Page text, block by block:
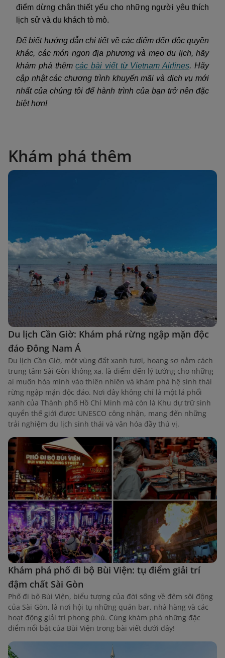
điểm dừng chân thiết yếu cho những người yêu thích
lịch sử và du khách tò mò.
Để biết hướng dẫn chi tiết về các điểm đến độc quyền
khác, các món ngon địa phương và mẹo du lịch, hãy
khám phá thêmcác bài viết từ Vietnam Airlines. Hãy
cập nhật các chương trình khuyến mãi và dịch vụ mới
nhất của chúng tôi để hành trình của bạn trở nên đặc
biệt hơn!
Khám phá thêm
Du lịch Cần Giờ: Khám phá rừng ngập mặn độc
đáo Đông Nam Á
Du lịch Cần Giờ, một vùng đất xanh tươi, hoang sơ nằm cách
trung tâm Sài Gòn không xa, là điểm đến lý tưởng cho những
ai muốn hòa mình vào thiên nhiên và khám phá hệ sinh thái
rừng ngập mặn độc đáo. Nơi đây không chỉ là một lá phổi
xanh của Thành phố Hồ Chí Minh mà còn là Khu dự trữ sinh
quyển thế giới được UNESCO công nhận, mang đến những
trải nghiệm du lịch sinh thái và văn hóa đầy thú vị.
Khám phá phố đi bộ Bùi Viện: tụ điểm giải trí
đậm chất Sài Gòn
Phố đi bộ Bùi Viện, biểu tượng của đời sống về đêm sôi động
của Sài Gòn, là nơi hội tụ những quán bar, nhà hàng và các
hoạt động giải trí phong phú. Cùng khám phá những đặc
điểm nổi bật của Bùi Viện trong bài viết dưới đây!